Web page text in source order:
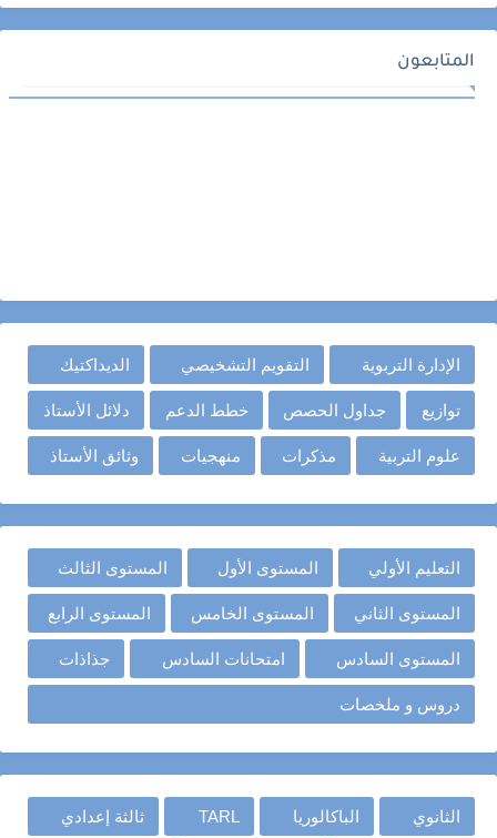
المتابعون
الإدارة التربوية التقويم التشخيصي الديداكتيك
توازيع جداول الحصص خطط الدعم دلائل الأستاذ
علوم التربية مذكرات منهجيات وثائق الأستاذ
التعليم الأولي المستوى الأول المستوى الثالث
المستوى الثاني المستوى الخامس المستوى الرابع
المستوى السادس امتحانات السادس جذاذات
دروس و ملخصات
الثانوي الباكالوريا TARL ثالثة إعدادي